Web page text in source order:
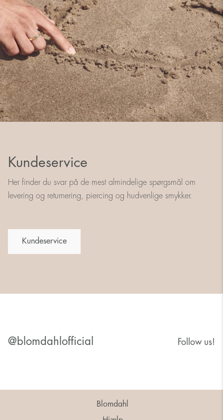
Kundeservice
Her finder du svar på de mest almindelige spørgsmål om
levering og returnering, piercing og hudvenlige smykker.
Kundeservice
@blomdahlofficial Follow us!
Blomdahl